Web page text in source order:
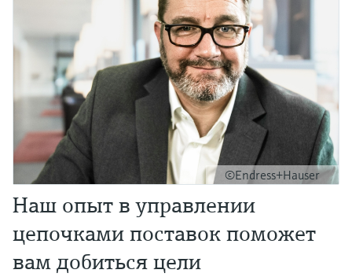
©Endress+Hauser
Наш опыт в управлении
цепочками поставок поможет
вам добиться цели